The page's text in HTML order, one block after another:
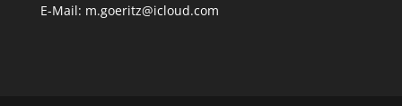
E-Mail: m.goeritz@icloud.com